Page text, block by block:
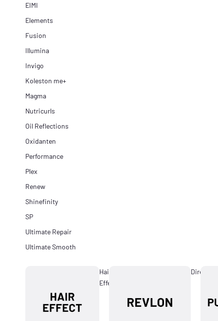
EIMI
Elements
Fusion
Illumina
Invigo
Koleston me+
Magma
Nutricurls
Oil Reflections
Oxidanten
Performance
Plex
Renew
Shinefinity
SP
Ultimate Repair
Ultimate Smooth
Hair
Effect